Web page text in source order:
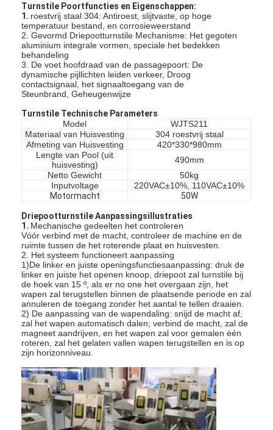
Turnstile Poortfuncties en Eigenschappen:
1. roestvrij staal 304: Antiroest, slijtvaste, op hoge
temperatuur bestand, en corrosieweerstand
2. Gevormd Driepootturnstile Mechanisme: Het gegoten
aluminium integrale vormen, speciale het bedekken
behandeling
3. De voet hoofdraad van de passagepoort: De
dynamische pijllichten leiden verkeer, Droog
contactsignaal, het signaaltoegang van de
Steunbrand, Geheugenwijze
Turnstile Technische Parameters
Model
WJTS211
Materiaal van Huisvesting
304 roestvrij staal
Afmeting van Huisvesting
420*330*980mm
Lengte van Pool (uit
huisvesting)
490mm
Netto Gewicht
50kg
Inputvoltage
220VAC±10%, 110VAC±10%
Motormacht
50W
Driepootturnstile Aanpassingsillustraties
1. Mechanische gedeelten het controleren
Vóór verbind met de macht, controleer de machine en de
ruimte tussen de het roterende plaat en huisvesten.
2. Het systeem functioneert aanpassing
1)De linker en juiste openingsfunctiesaanpassing: druk de
linker en juiste het openen knoop, driepoot zal turnstile bij
de hoek van 15 º, als er no one het overgaan zijn, het
wapen zal terugstellen binnen de plaatsende periode en zal
annuleren de toegang zonder het aantal te tellen draaien.
2) De aanpassing van de wapendaling: snijd de macht af,
zal het wapen automatisch dalen; verbind de macht, zal de
magneet aandrijven, en het wapen zal voor gemalen één
roteren, zal het gelaten vallen wapen terugstellen en is op
zijn horizonniveau.